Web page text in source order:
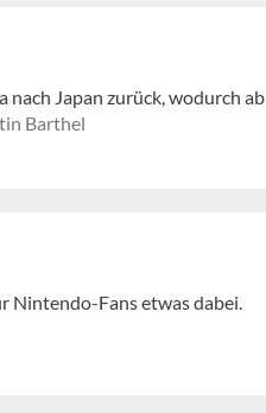
Japan zurück, wodurch ab
Barthel
Nintendo-Fans etwas dabei.